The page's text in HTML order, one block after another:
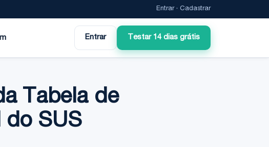
Entrar· Cadastrar
Entrar Testar 14 dias grátis
Tabela de
do SUS